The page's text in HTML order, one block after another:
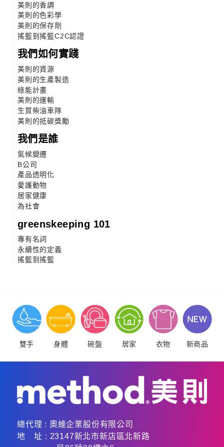
美則的香調
美則的色彩學
美則的保存劑
搖籃到搖籃C2C認證
我們如何實踐
美則的資源
美則的生產製造
綠能計畫
美則的運輸
生質柴油車隊
美則的抵碳獎勵
我們是誰
氣候變遷
B公司
產品透明化
愛護動物
居家健康
為社會
greenskeeping 101
專有名詞
永續性的定義
搖籃到搖籃
雙手 身體 碗盤 居家 衣物 新商品
總代理 : 奧維企業股份有限公司
地 址 : 23147新北市新店區北新路